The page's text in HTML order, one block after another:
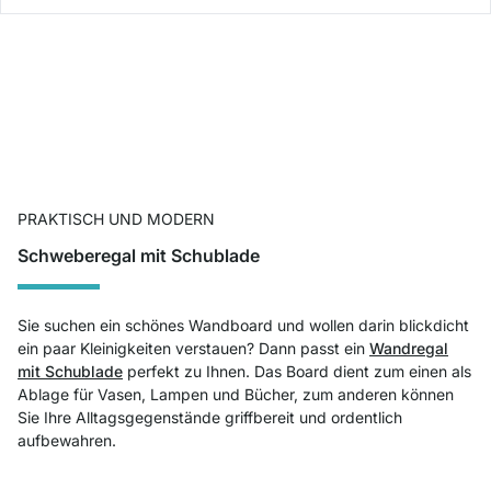
PRAKTISCH UND MODERN
Schweberegal mit Schublade
Sie suchen ein schönes Wandboard und wollen darin blickdicht
ein paar Kleinigkeiten verstauen? Dann passt ein Wandregal
mit Schublade perfekt zu Ihnen. Das Board dient zum einen als
Ablage für Vasen, Lampen und Bücher, zum anderen können
Sie Ihre Alltagsgegenstände griffbereit und ordentlich
aufbewahren.